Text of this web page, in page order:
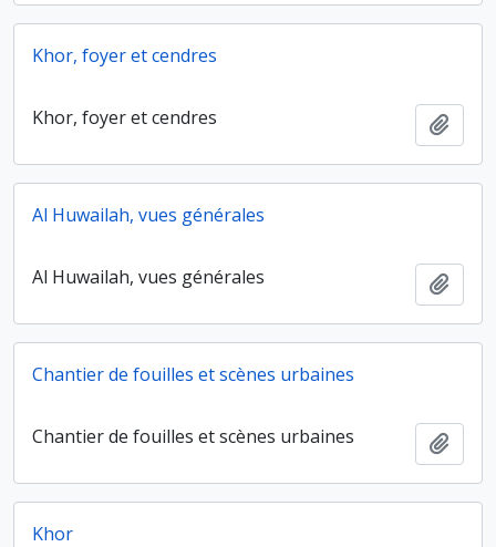
Khor, foyer et cendres
Khor, foyer et cendres
Al Huwailah, vues générales
Al Huwailah, vues générales
Chantier de fouilles et scènes urbaines
Chantier de fouilles et scènes urbaines
Khor